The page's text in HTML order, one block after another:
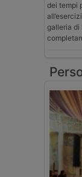
dei tempi
galleria di